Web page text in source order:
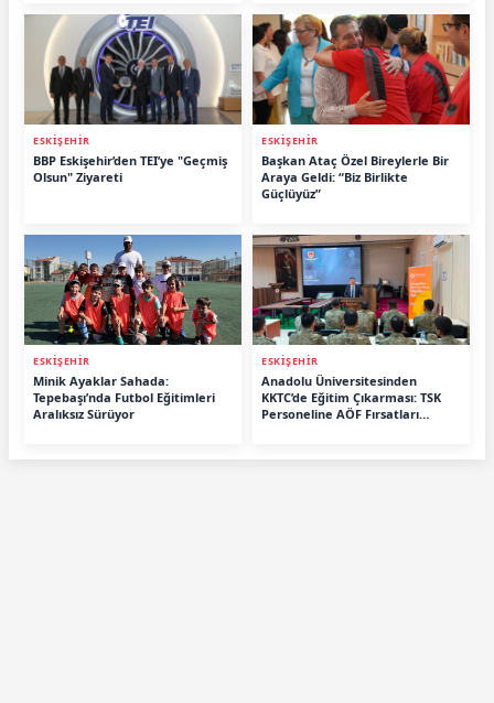
ESKİŞEHİR
BBP Eskişehir’den TEI’ye "Geçmiş
Olsun" Ziyareti
ESKİŞEHİR
Başkan Ataç Özel Bireylerle Bir
Araya Geldi: “Biz Birlikte
Güçlüyüz”
ESKİŞEHİR
Minik Ayaklar Sahada:
Tepebaşı’nda Futbol Eğitimleri
Aralıksız Sürüyor
ESKİŞEHİR
Anadolu Üniversitesinden
KKTC’de Eğitim Çıkarması: TSK
Personeline AÖF Fırsatları